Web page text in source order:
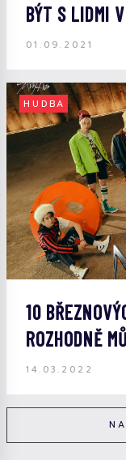
BÝT S LIDMI
01.09.2021
HUDBA
10
ROZHODNĚ
14.03.2022